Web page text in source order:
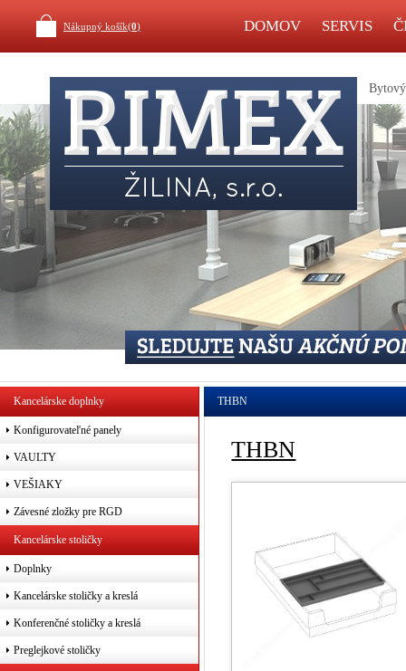
Nákupný košík(0) DOMOV SERVIS
Bytový
Kancelárske doplnky
Konfigurovateľné panely
VAULTY
VEŠIAKY
Závesné zložky pre RGD
Kancelárske stoličky
Doplnky
Kancelárske stoličky a kreslá
Konferenčné stoličky a kreslá
Preglejkové stoličky
THBN
THBN